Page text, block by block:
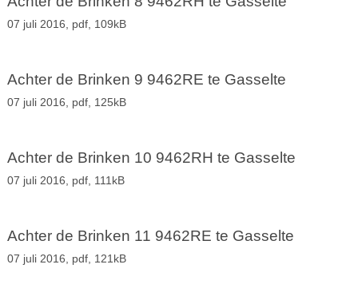
07 juli 2016, pdf, 109kB
Achter de Brinken 9 9462RE te Gasselte
07 juli 2016, pdf, 125kB
Achter de Brinken 10 9462RH te Gasselte
07 juli 2016, pdf, 111kB
Achter de Brinken 11 9462RE te Gasselte
07 juli 2016, pdf, 121kB